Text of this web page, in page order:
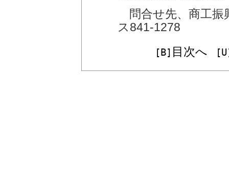
問合せ先、商工
ス841-1278
[B] 目次へ